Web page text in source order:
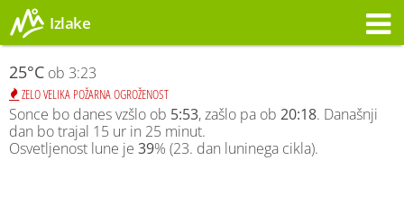
Izlake
25°C ob 3:23
ZELO VELIKA POŽARNA OGROŽENOST
Sonce bo danes vzšlo ob 5:53, zašlo pa ob 20:18. Današnji
dan bo trajal 15 ur in 25 minut.
Osvetljenost lune je 39% (23. dan luninega cikla).